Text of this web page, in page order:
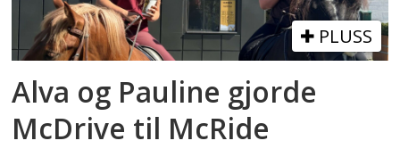
PLUSS
Alva og Pauline gjorde
McDrive til McRide